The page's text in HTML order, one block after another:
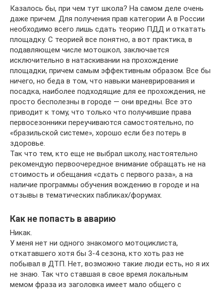
Казалось бы, при чем тут школа? На самом деле очень
даже причем. Для получения прав категории А в России
необходимо всего лишь сдать теорию ПДД и откатать
площадку. С теорией все понятно, а вот практика, в
подавляющем числе мотошкол, заключается
исключительно в натаскивании на прохождение
площадки, причем самым эффективным образом. Все бы
ничего, но беда в том, что навыки маневрирования и
посадка, наиболее подходящие для ее прохождения, не
просто бесполезны в городе — они вредны. Все это
приводит к тому, что только что получившие права
первосезонники переучиваются самостоятельно, по
«бразильской системе», хорошо если без потерь в
здоровье.
Так что тем, кто еще не выбрал школу, настоятельно
рекомендую первоочередное внимание обращать не на
стоимость и обещания «сдать с первого раза», а на
наличие программы обучения вождению в городе и на
отзывы в тематических пабликах/форумах.
Как не попасть в аварию
Никак.
У меня нет ни одного знакомого мотоциклиста,
откатавшего хотя бы 3-4 сезона, кто хоть раз не
побывал в ДТП. Нет, возможно такие люди есть, но я их
не знаю. Так что ставшая в свое время локальным
мемом фраза из заголовка имеет мало общего с